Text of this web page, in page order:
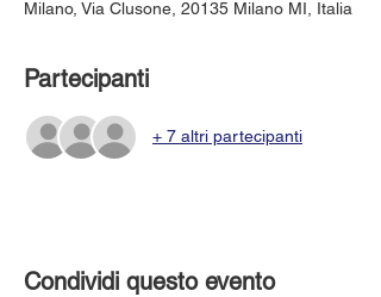
Milano, Via Clusone, 20135 Milano MI, Italia
Partecipanti
+ 7 altri partecipanti
Condividi questo evento